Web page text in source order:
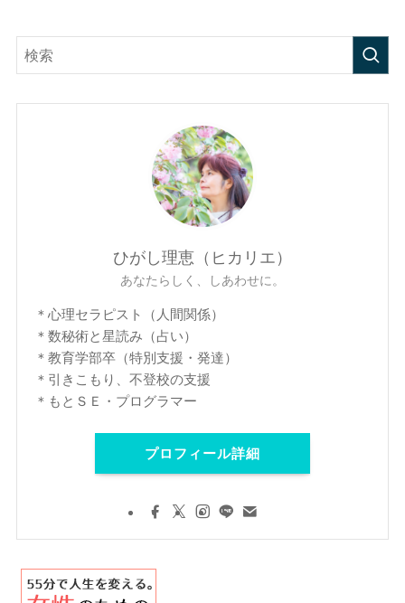
ひがし理恵（ヒカリエ）
あなたらしく、しあわせに。
＊心理セラピスト（人間関係）
＊数秘術と星読み（占い）
＊教育学部卒（特別支援・発達）
＊引きこもり、不登校の支援
＊もとＳＥ・プログラマー
プロフィール詳細